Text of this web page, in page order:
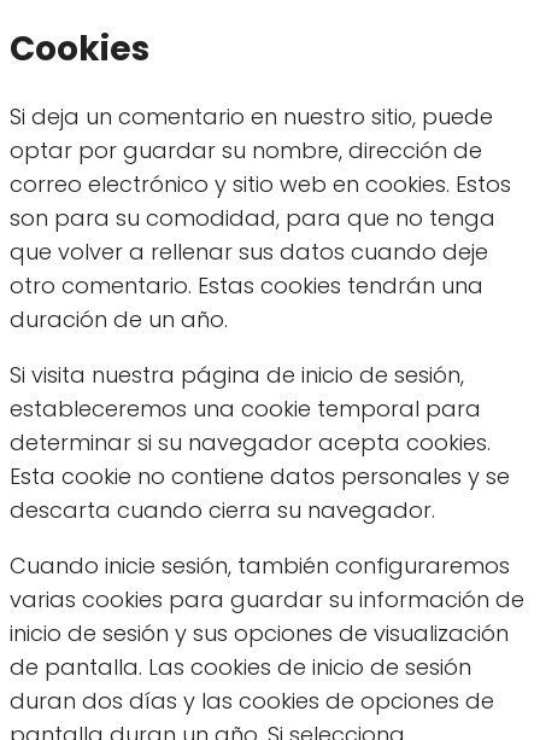
Cookies
Si deja un comentario en nuestro sitio, puede
optar por guardar su nombre, dirección de
correo electrónico y sitio web en cookies. Estos
son para su comodidad, para que no tenga
que volver a rellenar sus datos cuando deje
otro comentario. Estas cookies tendrán una
duración de un año.
Si visita nuestra página de inicio de sesión,
estableceremos una cookie temporal para
determinar si su navegador acepta cookies.
Esta cookie no contiene datos personales y se
descarta cuando cierra su navegador.
Cuando inicie sesión, también configuraremos
varias cookies para guardar su información de
inicio de sesión y sus opciones de visualización
de pantalla. Las cookies de inicio de sesión
duran dos días y las cookies de opciones de